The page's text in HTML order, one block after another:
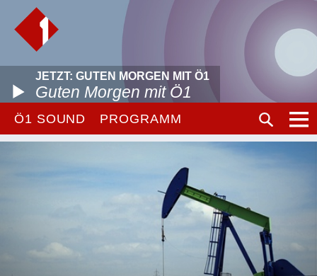
JETZT: GUTEN MORGEN MIT Ö1
Guten Morgen mit Ö1
Ö1 SOUND PROGRAMM